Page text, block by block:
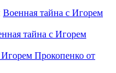
Военная тайна с Игорем
тайна с Игорем
Прокопенко от